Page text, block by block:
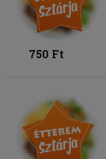
750 Ft